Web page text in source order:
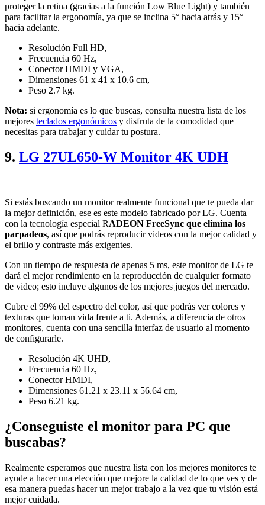
proteger la retina (gracias a la función Low Blue Light) y también
para facilitar la ergonomía, ya que se inclina 5° hacia atrás y 15°
hacia adelante.
Resolución Full HD,
Frecuencia 60 Hz,
Conector HMDI y VGA,
Dimensiones 61 x 41 x 10.6 cm,
Peso 2.7 kg.
Nota: si ergonomía es lo que buscas, consulta nuestra lista de los
mejores teclados ergonómicos y disfruta de la comodidad que
necesitas para trabajar y cuidar tu postura.
9. LG 27UL650-W Monitor 4K UDH
Si estás buscando un monitor realmente funcional que te pueda dar
la mejor definición, ese es este modelo fabricado por LG. Cuenta
con la tecnología especial RADEON FreeSync que elimina los
parpadeos, así que podrás reproducir videos con la mejor calidad y
el brillo y contraste más exigentes.
Con un tiempo de respuesta de apenas 5 ms, este monitor de LG te
dará el mejor rendimiento en la reproducción de cualquier formato
de video; esto incluye algunos de los mejores juegos del mercado.
Cubre el 99% del espectro del color, así que podrás ver colores y
texturas que toman vida frente a ti. Además, a diferencia de otros
monitores, cuenta con una sencilla interfaz de usuario al momento
de configurarle.
Resolución 4K UHD,
Frecuencia 60 Hz,
Conector HMDI,
Dimensiones 61.21 x 23.11 x 56.64 cm,
Peso 6.21 kg.
¿Conseguiste el monitor para PC que
buscabas?
Realmente esperamos que nuestra lista con los mejores monitores te
ayude a hacer una elección que mejore la calidad de lo que ves y de
esa manera puedas hacer un mejor trabajo a la vez que tu visión está
mejor cuidada.